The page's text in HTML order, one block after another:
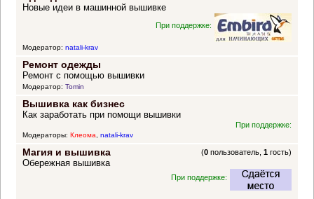
Новые идеи в машинной вышивке
При поддержке:
Модератор: natali-krav
Ремонт одежды
Ремонт с помощью вышивки
Модератор: Tomin
Вышивка как бизнес
Как заработать при помощи вышивки
При поддержке:
Модераторы: Клеома, natali-krav
Магия и вышивка (0 пользователь,1 гость)
Обережная вышивка
При поддержке: